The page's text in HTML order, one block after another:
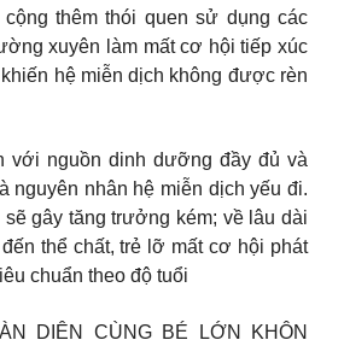
cộng thêm thói quen sử dụng các
xuyên làm mất cơ hội tiếp xúc
hệ miễn dịch không được rèn
với nguồn dinh dưỡng đầy đủ và
nguyên nhân hệ miễn dịch yếu đi.
gây tăng trưởng kém; về lâu dài
thể chất, trẻ lỡ mất cơ hội phát
chuẩn theo độ tuổi
DIỆN CÙNG BÉ LỚN KHÔN